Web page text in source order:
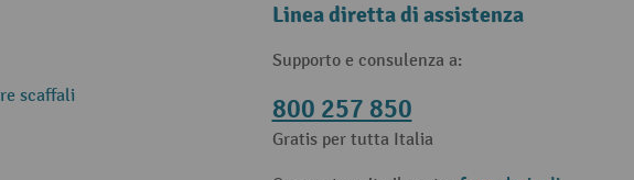
scaffali
Linea diretta di assistenza
Supporto e consulenza a:
800 257 850
Gratis per tutta Italia